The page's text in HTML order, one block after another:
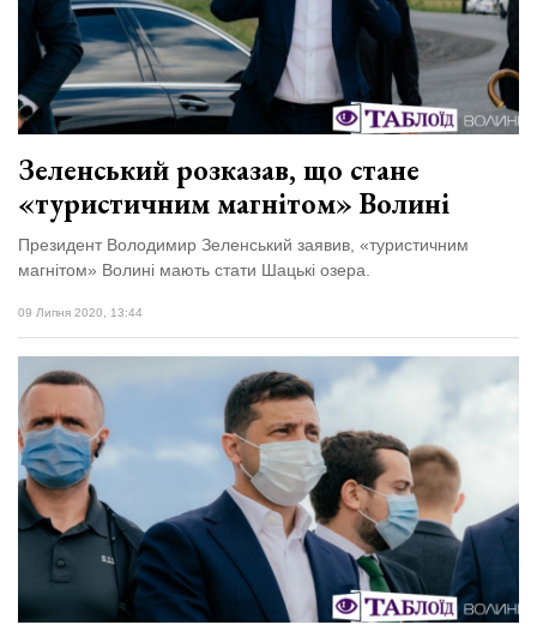
Зеленський розказав, що стане
«туристичним магнітом» Волині
Президент Володимир Зеленський заявив, «туристичним
магнітом» Волині мають стати Шацькі озера.
09 Липня 2020, 13:44